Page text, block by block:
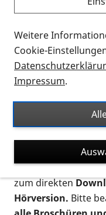
können? Schauen
Thema Infomaterial
für blinde und
Auf dieser Seite
Ort. Nutzen Sie den
nach Flyern und
suchen. Die
verschiedenen
postalischen
zum direkten
Hörversion. Bitte
Weitere
Cookie-
Impressum.